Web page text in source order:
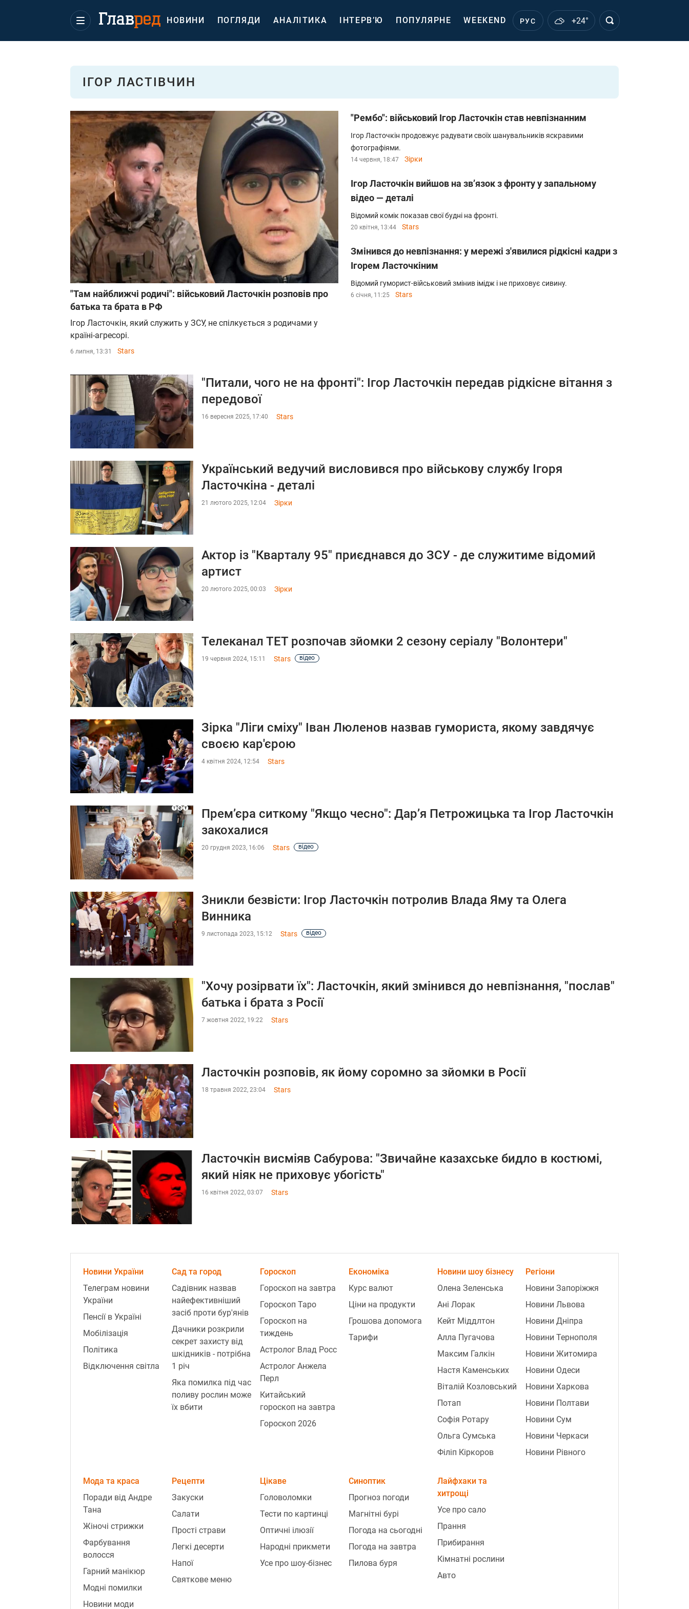
НОВИНИ ПОГЛЯДИ АНАЛІТИКА ІНТЕРВ’Ю ПОПУЛЯРНЕ WEEKEND РУС +24°
ІГОР ЛАСТІВЧИН
"Там найближчі родичі": військовий Ласточкін розповів про
батька та брата в РФ
Ігор Ласточкін, який служить у ЗСУ, не спілкується з родичами у
країні-агресорі.
6 липня, 13:31 Stars
"Рембо": військовий Ігор Ласточкін став невпізнанним
Ігор Ласточкін продовжує радувати своїх шанувальників яскравими
фотографіями.
14 червня, 18:47 Зірки
Ігор Ласточкін вийшов на звʼязок з фронту у запальному
відео — деталі
Відомий комік показав свої будні на фронті.
20 квітня, 13:44 Stars
Змінився до невпізнання: у мережі з'явилися рідкісні кадри з
Ігорем Ласточкіним
Відомий гуморист-військовий змінив імідж і не приховує сивину.
6 січня, 11:25 Stars
"Питали, чого не на фронті": Ігор Ласточкін передав рідкісне вітання з
передової
16 вересня 2025, 17:40 Stars
Український ведучий висловився про військову службу Ігоря
Ласточкіна - деталі
21 лютого 2025, 12:04 Зірки
Актор із "Кварталу 95" приєднався до ЗСУ - де служитиме відомий
артист
20 лютого 2025, 00:03 Зірки
Телеканал ТЕТ розпочав зйомки 2 сезону серіалу "Волонтери"
19 червня 2024, 15:11 Stars відео
Зірка "Ліги сміху" Іван Люленов назвав гумориста, якому завдячує
своєю кар'єрою
4 квітня 2024, 12:54 Stars
Прем’єра ситкому "Якщо чесно": Дар’я Петрожицька та Ігор Ласточкін
закохалися
20 грудня 2023, 16:06 Stars відео
Зникли безвісти: Ігор Ласточкін потролив Влада Яму та Олега
Винника
9 листопада 2023, 15:12 Stars відео
"Хочу розірвати їх": Ласточкін, який змінився до невпізнання, "послав"
батька і брата з Росії
7 жовтня 2022, 19:22 Stars
Ласточкін розповів, як йому соромно за зйомки в Росії
18 травня 2022, 23:04 Stars
Ласточкін висміяв Сабурова: "Звичайне казахське бидло в костюмі,
який ніяк не приховує убогість"
16 квітня 2022, 03:07 Stars
Новини України
Телеграм новини
України
Пенсії в Україні
Мобілізація
Політика
Відключення світла
Сад та город
Садівник назвав
найефективніший
засіб проти бур'янів
Дачники розкрили
секрет захисту від
шкідників - потрібна
1 річ
Яка помилка під час
поливу рослин може
їх вбити
Гороскоп
Гороскоп на завтра
Гороскоп Таро
Гороскоп на
тиждень
Астролог Влад Росс
Астролог Анжела
Перл
Китайський
гороскоп на завтра
Гороскоп 2026
Економіка
Курс валют
Ціни на продукти
Грошова допомога
Тарифи
Новини шоу бізнесу
Олена Зеленська
Ані Лорак
Кейт Міддлтон
Алла Пугачова
Максим Галкін
Настя Каменських
Віталій Козловський
Потап
Софія Ротару
Ольга Сумська
Філіп Кіркоров
Регіони
Новини Запоріжжя
Новини Львова
Новини Дніпра
Новини Тернополя
Новини Житомира
Новини Одеси
Новини Харкова
Новини Полтави
Новини Сум
Новини Черкаси
Новини Рівного
Мода та краса
Поради від Андре
Тана
Жіночі стрижки
Фарбування
волосся
Гарний манікюр
Модні помилки
Новини моди
Рецепти
Закуски
Салати
Прості страви
Легкі десерти
Напої
Святкове меню
Цікаве
Головоломки
Тести по картинці
Оптичні ілюзії
Народні прикмети
Усе про шоу-бізнес
Синоптик
Прогноз погоди
Магнітні бурі
Погода на сьогодні
Погода на завтра
Пилова буря
Лайфхаки та
хитрощі
Усе про сало
Прання
Прибирання
Кімнатні рослини
Авто